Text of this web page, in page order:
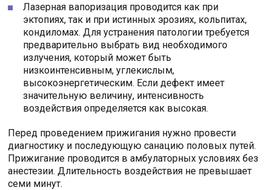
Лазерная вапоризация проводится как при
эктопиях, так и при истинных эрозиях, кольпитах,
кондиломах. Для устранения патологии требуется
предварительно выбрать вид необходимого
излучения, который может быть
низкоинтенсивным, углекислым,
высокоэнергетическим. Если дефект имеет
значительную величину, интенсивность
воздействия определяется как высокая.
Перед проведением прижигания нужно провести
диагностику и последующую санацию половых путей.
Прижигание проводится в амбулаторных условиях без
анестезии. Длительность воздействия не превышает
семи минут.